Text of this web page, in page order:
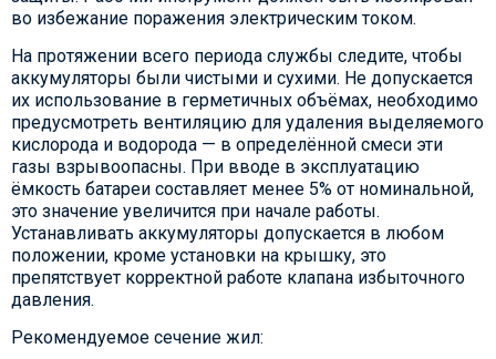
во избежание поражения электрическим током.
На протяжении всего периода службы следите, чтобы
аккумуляторы были чистыми и сухими. Не допускается
их использование в герметичных объёмах, необходимо
предусмотреть вентиляцию для удаления выделяемого
кислорода и водорода — в определённой смеси эти
газы взрывоопасны. При вводе в эксплуатацию
ёмкость батареи составляет менее 5% от номинальной,
это значение увеличится при начале работы.
Устанавливать аккумуляторы допускается в любом
положении, кроме установки на крышку, это
препятствует корректной работе клапана избыточного
давления.
Рекомендуемое сечение жил: